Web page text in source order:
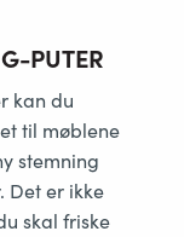
PUTER
kan du
til møblene
stemning
Det er ikke
skal friske